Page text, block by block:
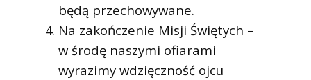
będą przechowywane.
Na zakończenie Misji Świętych –
w środę naszymi ofiarami
wyrazimy wdzięczność ojcu